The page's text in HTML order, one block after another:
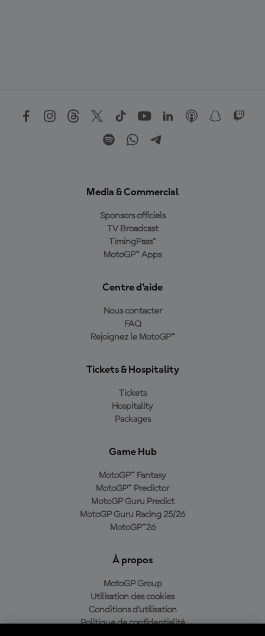
Media & Commercial
Sponsors officiels
TV Broadcast
TimingPass™
MotoGP™ Apps
Centre d'aide
Nous contacter
FAQ
Rejoignez le MotoGP™
Tickets & Hospitality
Tickets
Hospitality
Packages
Game Hub
MotoGP™ Fantasy
MotoGP™ Predictor
MotoGP Guru Predict
MotoGP Guru Racing 25/26
MotoGP™26
À propos
MotoGP Group
Utilisation des cookies
Conditions d'utilisation
Politique de confidentialité